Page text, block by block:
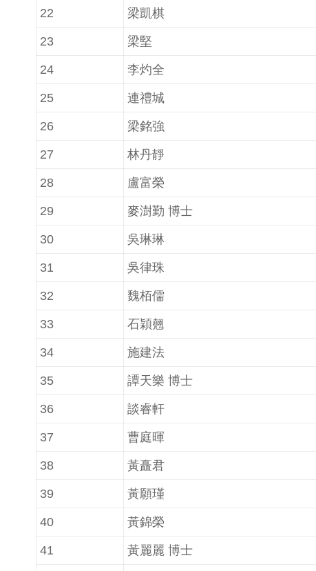
22 梁凱棋
23 梁堅
24 李灼全
25 連禮城
26 梁銘強
27 林丹靜
28 盧富榮
29 麥澍勤 博士
30 吳琳琳
31 吳律珠
32 魏栢儒
33 石穎翹
34 施建法
35 譚天樂 博士
36 談睿軒
37 曹庭暉
38 黃矗君
39 黃願瑾
40 黃錦榮
41 黃麗麗 博士